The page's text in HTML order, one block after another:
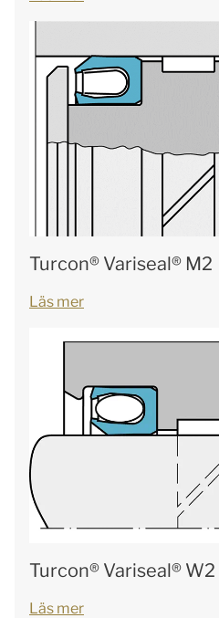
Turcon® Variseal® M2
Läs mer
Turcon® Variseal® W2
Läs mer